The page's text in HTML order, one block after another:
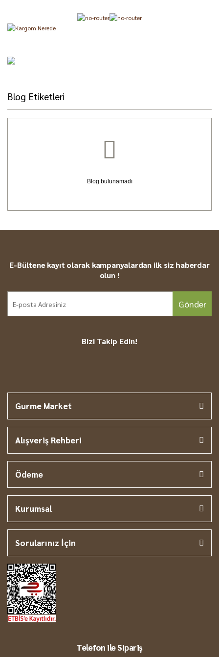
Blog Etiketleri
Blog bulunamadı
E-Bültene kayıt olarak kampanyalardan ilk siz haberdar
olun !
Gönder
Bizi Takip Edin!
Gurme Market
Alışveriş Rehberi
Ödeme
Kurumsal
Sorularınız İçin
Telefon ile Sipariş